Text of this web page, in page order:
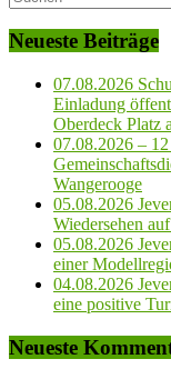
Neueste Beiträge
07.08.2026
Einladung
Oberdeck Platz
07.08.2026 –
Wangerooge
05.08.2026
Wiedersehen
05.08.2026
einer
04.08.2026
eine positive
Neueste